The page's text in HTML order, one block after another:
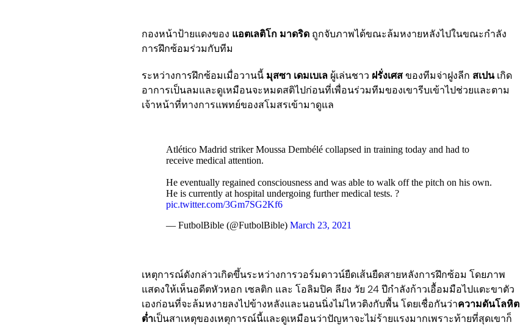
กองหน้าป้ายแดงของ แอตเลติโก มาดริด ถูกจับภาพได้ขณะล้มหงายหลังไปในขณะกำลัง
การฝึกซ้อมร่วมกับทีม
ระหว่างการฝึกซ้อมเมื่อวานนี้ มุสซา เดมเบเล ผู้เล่นชาว ฝรั่งเศสของทีมจ่าฝูงลีก สเปนเกิด
อาการเป็นลมและดูเหมือนจะหมดสติไปก่อนที่เพื่อนร่วมทีมของเขารีบเข้าไปช่วยและตาม
เจ้าหน้าที่ทางการแพทย์ของสโมสรเข้ามาดูแล
Atlético Madrid striker Moussa Dembélé collapsed in training today and had to
receive medical attention.
He eventually regained consciousness and was able to walk off the pitch on his own.
He is currently at hospital undergoing further medical tests. ?
pic.twitter.com/3Gm7SG2Kf6
— FutbolBible (@FutbolBible) March 23, 2021
เหตุการณ์ดังกล่าวเกิดขึ้นระหว่างการวอร์มดาวน์ยืดเส้นยืดสายหลังการฝึกซ้อม โดยภาพ
แสดงให้เห็นอดีตหัวหอก เซลติก และ โอลิมปิค ลียง วัย 24 ปีกำลังก้าวเอื้อมมือไปแตะขาตัว
เองก่อนที่จะล้มหงายลงไปข้างหลังและนอนนิ่งไม่ไหวติงกับพื้น โดยเชื่อกันว่าความดันโลหิต
ต่ำเป็นสาเหตุของเหตุการณ์นี้และดูเหมือนว่าปัญหาจะไม่ร้ายแรงมากเพราะท้ายที่สุดเขาก็